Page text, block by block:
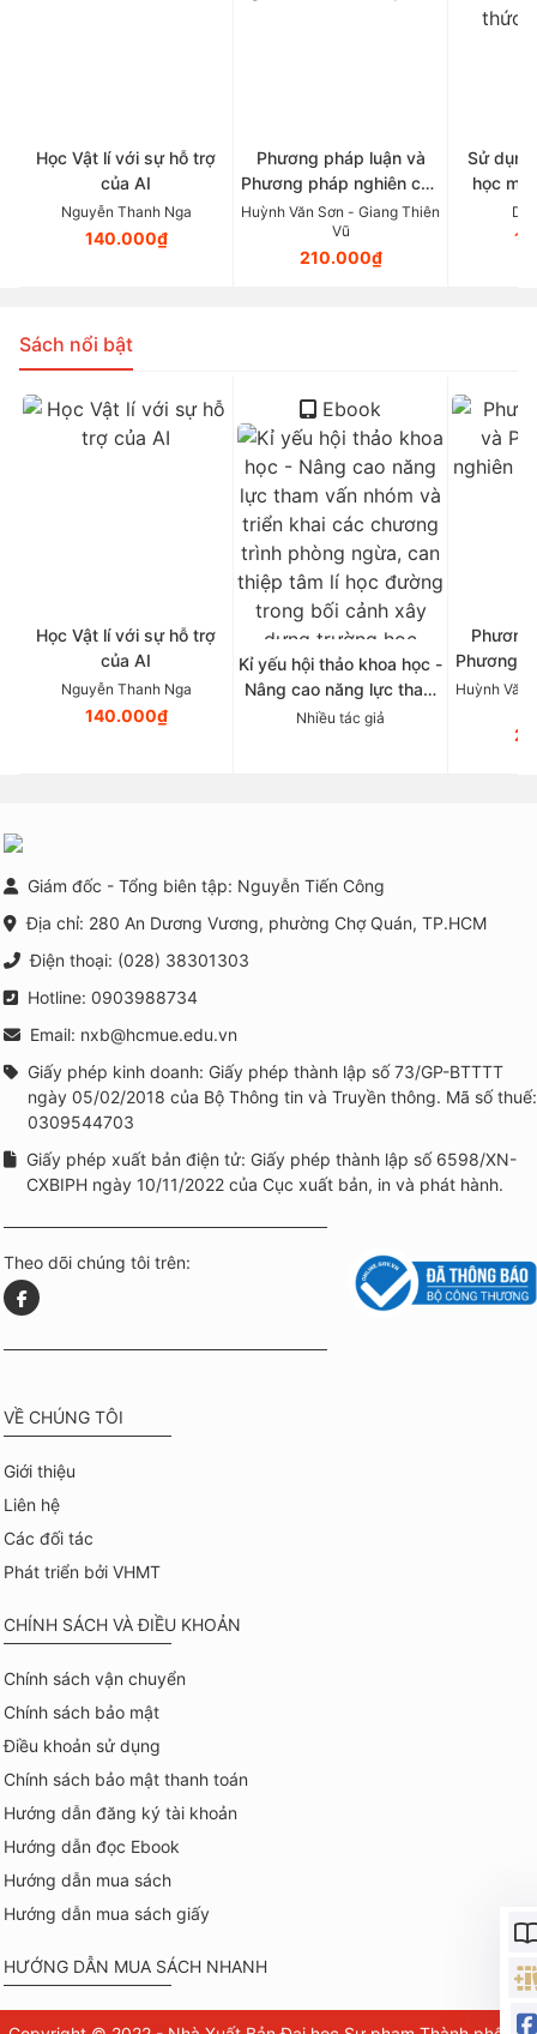
Học Vật lí với sự hỗ trợ
của AI
Nguyễn Thanh Nga
140.000₫
Phương pháp luận và
Phương pháp nghiên cứu
Tâm lý học
Huỳnh Văn Sơn - Giang Thiên
Vũ
210.000₫
Sử
học
nhiên
học
Sách nổi bật
Học Vật lí với sự hỗ trợ
của AI
Nguyễn Thanh Nga
140.000₫
Ebook
Kỉ yếu hội thảo khoa học -
Nâng cao năng lực tham
vấn nhóm và triển khai
Nhiều tác giả
Phương
Huỳnh Văn
Giám đốc - Tổng biên tập: Nguyễn Tiến Công
Địa chỉ: 280 An Dương Vương, phường Chợ Quán, TP.HCM
Điện thoại: (028) 38301303
Hotline: 0903988734
Email: nxb@hcmue.edu.vn
Giấy phép kinh doanh: Giấy phép thành lập số 73/GP-BTTTT
ngày 05/02/2018 của Bộ Thông tin và Truyền thông. Mã số thuế:
0309544703
Giấy phép xuất bản điện tử: Giấy phép thành lập số 6598/XN-
CXBIPH ngày 10/11/2022 của Cục xuất bản, in và phát hành.
Theo dõi chúng tôi trên:
VỀ CHÚNG TÔI
Giới thiệu
Liên hệ
Các đối tác
Phát triển bởi VHMT
CHÍNH SÁCH VÀ ĐIỀU KHOẢN
Chính sách vận chuyển
Chính sách bảo mật
Điều khoản sử dụng
Chính sách bảo mật thanh toán
Hướng dẫn đăng ký tài khoản
Hướng dẫn đọc Ebook
Hướng dẫn mua sách
Hướng dẫn mua sách giấy
HƯỚNG DẪN MUA SÁCH NHANH